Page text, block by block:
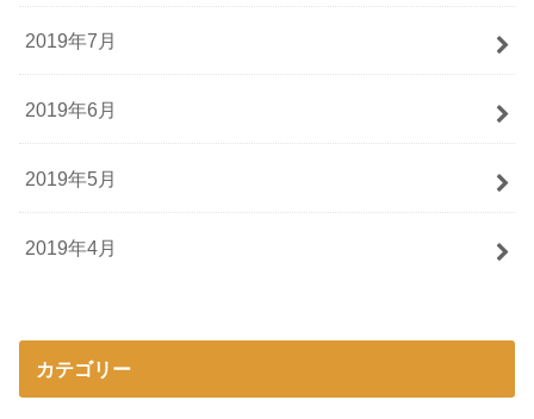
2019年7月
2019年6月
2019年5月
2019年4月
カテゴリー